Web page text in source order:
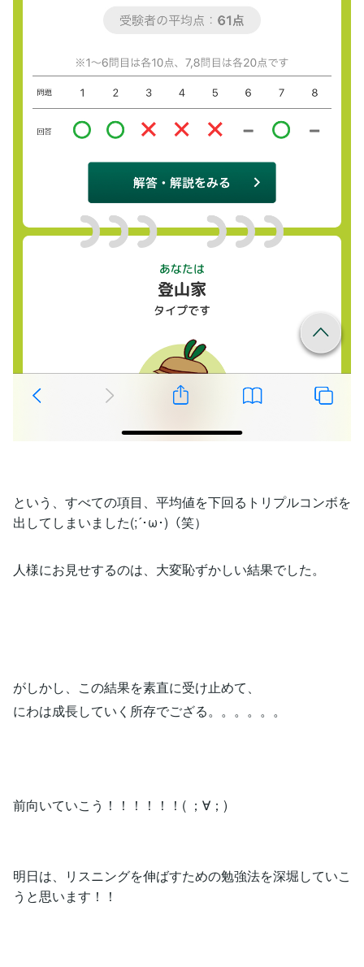
という、すべての項目、平均値を下回るトリプルコンボを
出してしまいました(;´･ω･)（笑）
人様にお見せするのは、大変恥ずかしい結果でした。
がしかし、この結果を素直に受け止めて、
にわは成長していく所存でござる。。。。。。
前向いていこう！！！！！！( ；∀；)
明日は、リスニングを伸ばすための勉強法を深堀していこ
うと思います！！